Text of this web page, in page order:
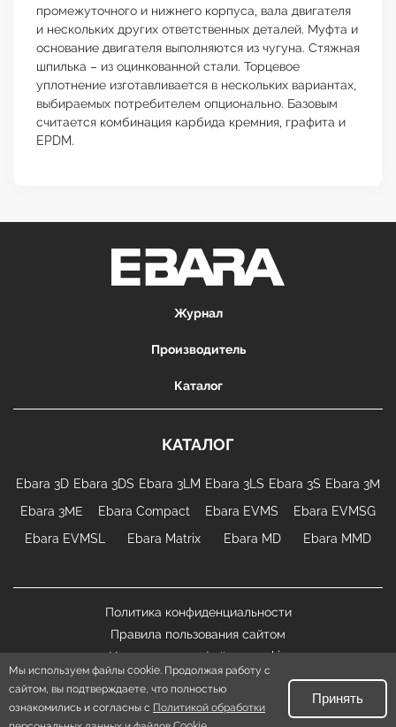
промежуточного и нижнего корпуса, вала двигателя
и нескольких других ответственных деталей. Муфта и
основание двигателя выполняются из чугуна. Стяжная
шпилька – из оцинкованной стали. Торцевое
уплотнение изготавливается в нескольких вариантах,
выбираемых потребителем опционально. Базовым
считается комбинация карбида кремния, графита и
EPDM.
Журнал
Производитель
Каталог
КАТАЛОГ
Ebara 3D Ebara 3DS Ebara 3LM Ebara 3LS Ebara 3S Ebara 3М
Ebara 3МЕ
Ebara Compact Ebara EVMS
Ebara EVMSG
Ebara EVMSL
Ebara Matrix Ebara MD Ebara MMD
EBARA.su|Карта сайта
Все права защищены. © 2026
Политика конфиденциальности
Правила пользования сайтом
Использование файлов cookie
Мы используем файлы cookie. Продолжая работу с
сайтом, вы подтверждаете, что полностью
ознакомились и согласны с Политикой обработки
Принять